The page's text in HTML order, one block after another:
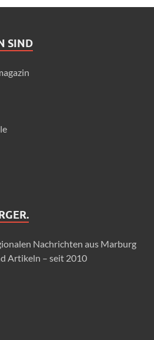
SIND
Nachrichten aus Marburg
Artikeln – seit 2010